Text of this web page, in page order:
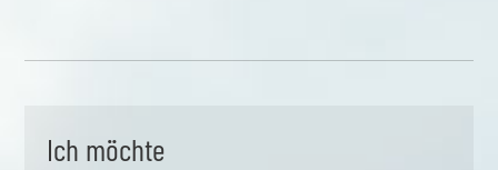
Ich möchte